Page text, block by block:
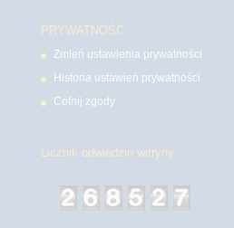
PRYWATNOŚĆ
Zmień ustawienia prywatności
Historia ustawień prywatności
Cofnij zgody
Licznik odwiedzin witryny